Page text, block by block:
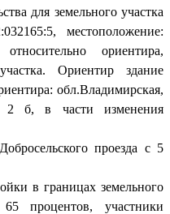
для земельного участка
местоположение:
ориентира,
Ориентир здание
обл.Владимирская,
2 б, в части изменения
проезда с 5
в границах земельного
процентов, участники